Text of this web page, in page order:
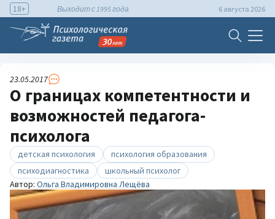
18+ Выходит с 1995 года 6 августа 2026
23.05.2017
О границах компетентности и
возможностей педагога-
психолога
детская психология
психология образования
психодиагностика
школьный психолог
Автор: Ольга Владимировна Лещёва